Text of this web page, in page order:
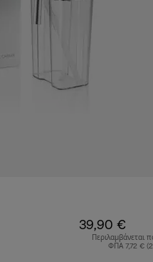
39,90 €
Περιλαμβάνεται
ΦΠΑ 7,72 €